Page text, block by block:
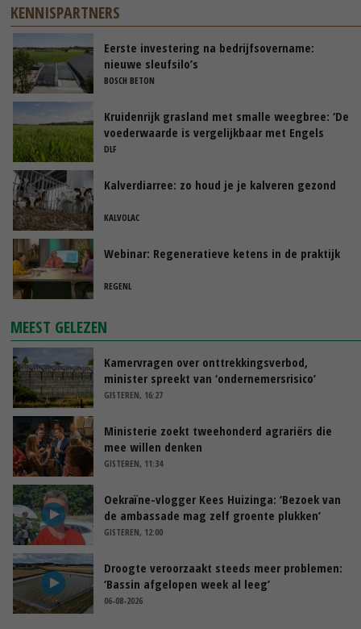
KENNISPARTNERS
Eerste investering na bedrijfsovername:
nieuwe sleufsilo’s
BOSCH BETON
Kruidenrijk grasland met smalle weegbree: ‘De
voederwaarde is vergelijkbaar met Engels
raaigras’
DLF
Kalverdiarree: zo houd je je kalveren gezond
KALVOLAC
Webinar: Regeneratieve ketens in de praktijk
REGENL
MEEST GELEZEN
Kamervragen over onttrekkingsverbod,
minister spreekt van ‘ondernemersrisico’
GISTEREN, 16:27
Ministerie zoekt tweehonderd agrariërs die
mee willen denken
GISTEREN, 11:34
Oekraïne-vlogger Kees Huizinga: ‘Bezoek van
de ambassade mag zelf groente plukken’
GISTEREN, 12:00
Droogte veroorzaakt steeds meer problemen:
‘Bassin afgelopen week al leeg’
06-08-2026